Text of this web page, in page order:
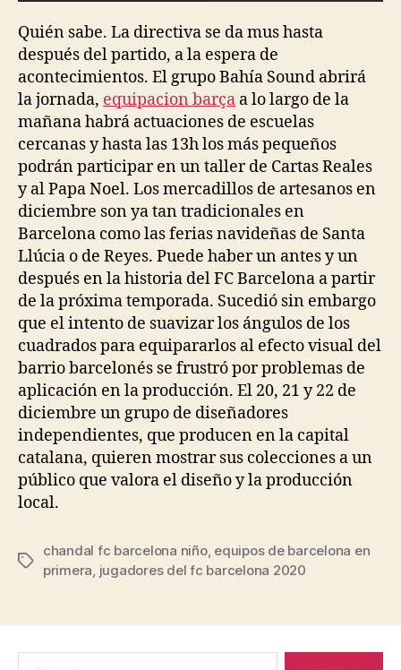
Quién sabe. La directiva se da mus hasta
después del partido, a la espera de
acontecimientos. El grupo Bahía Sound abrirá
la jornada, equipacion barça a lo largo de la
mañana habrá actuaciones de escuelas
cercanas y hasta las 13h los más pequeños
podrán participar en un taller de Cartas Reales
y al Papa Noel. Los mercadillos de artesanos en
diciembre son ya tan tradicionales en
Barcelona como las ferias navideñas de Santa
Llúcia o de Reyes. Puede haber un antes y un
después en la historia del FC Barcelona a partir
de la próxima temporada. Sucedió sin embargo
que el intento de suavizar los ángulos de los
cuadrados para equipararlos al efecto visual del
barrio barcelonés se frustró por problemas de
aplicación en la producción. El 20, 21 y 22 de
diciembre un grupo de diseñadores
independientes, que producen en la capital
catalana, quieren mostrar sus colecciones a un
público que valora el diseño y la producción
local.
Etiquetas
chandal fc barcelona niño, equipos de barcelona en
primera jugadores del fc barcelona 2020